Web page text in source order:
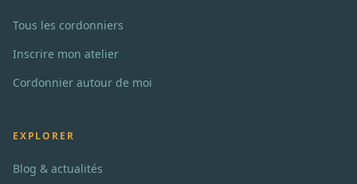
Tous les cordonniers
Inscrire mon atelier
Cordonnier autour de moi
EXPLORER
Blog & actualités